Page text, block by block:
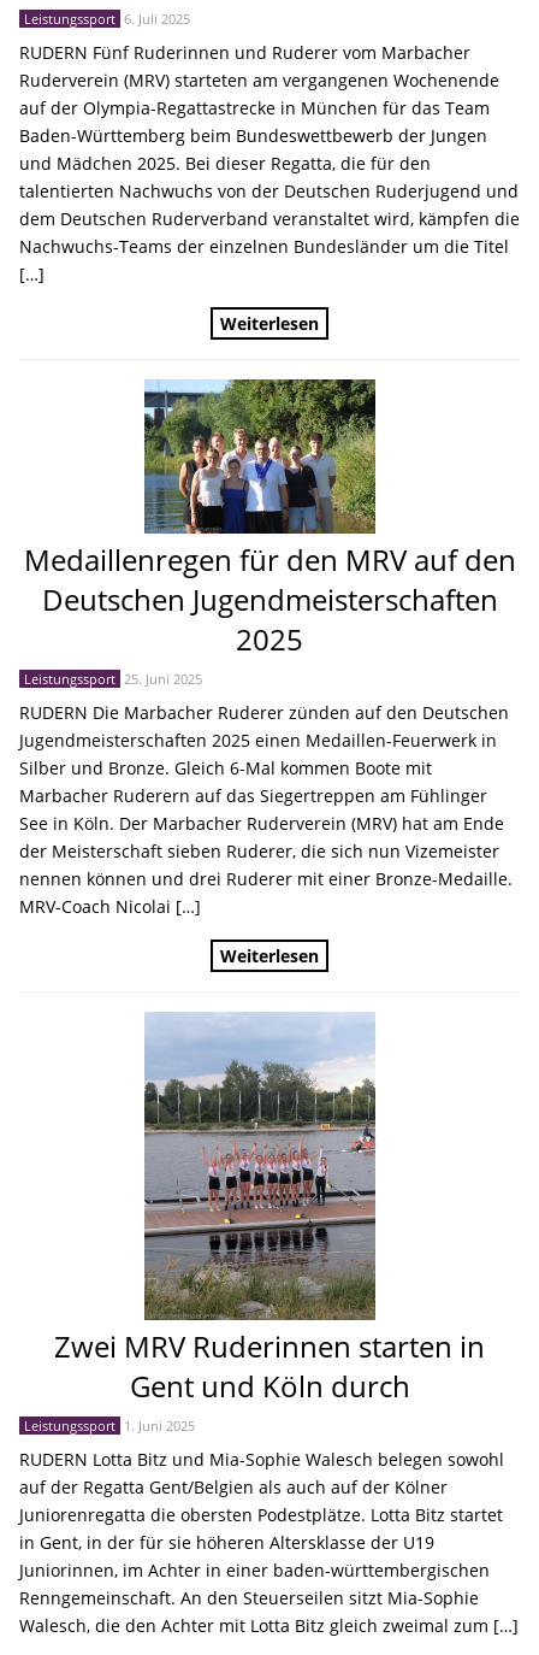
Leistungssport 6. Juli 2025
RUDERN Fünf Ruderinnen und Ruderer vom Marbacher
Ruderverein (MRV) starteten am vergangenen Wochenende
auf der Olympia-Regattastrecke in München für das Team
Baden-Württemberg beim Bundeswettbewerb der Jungen
und Mädchen 2025. Bei dieser Regatta, die für den
talentierten Nachwuchs von der Deutschen Ruderjugend und
dem Deutschen Ruderverband veranstaltet wird, kämpfen die
Nachwuchs-Teams der einzelnen Bundesländer um die Titel
[…]
Weiterlesen
Medaillenregen für den MRV auf den
Deutschen Jugendmeisterschaften
2025
Leistungssport 25. Juni 2025
RUDERN Die Marbacher Ruderer zünden auf den Deutschen
Jugendmeisterschaften 2025 einen Medaillen-Feuerwerk in
Silber und Bronze. Gleich 6-Mal kommen Boote mit
Marbacher Ruderern auf das Siegertreppen am Fühlinger
See in Köln. Der Marbacher Ruderverein (MRV) hat am Ende
der Meisterschaft sieben Ruderer, die sich nun Vizemeister
nennen können und drei Ruderer mit einer Bronze-Medaille.
MRV-Coach Nicolai […]
Weiterlesen
Zwei MRV Ruderinnen starten in
Gent und Köln durch
Leistungssport 1. Juni 2025
RUDERN Lotta Bitz und Mia-Sophie Walesch belegen sowohl
auf der Regatta Gent/Belgien als auch auf der Kölner
Juniorenregatta die obersten Podestplätze. Lotta Bitz startet
in Gent, in der für sie höheren Altersklasse der U19
Juniorinnen, im Achter in einer baden-württembergischen
Renngemeinschaft. An den Steuerseilen sitzt Mia-Sophie
Walesch, die den Achter mit Lotta Bitz gleich zweimal zum […]